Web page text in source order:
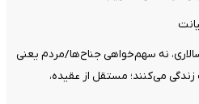
نه سهم‌خواهی جناح‌ها/مردم یعنی
می‌کنند؛ مستقل از عقیده،